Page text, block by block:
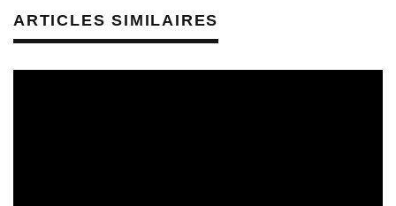
ARTICLES SIMILAIRES